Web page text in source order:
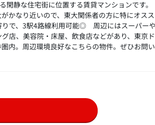
静な住宅街に位置する賃貸マンションです。
かなり近いので、東大関係者の方に特にオスス
で、3駅4路線利用可能◎ 周辺にはスーパーや
店、美容院・床屋、飲食店などがあり、東京ド
内。周辺環境良好なこちらの物件。ぜひお問い